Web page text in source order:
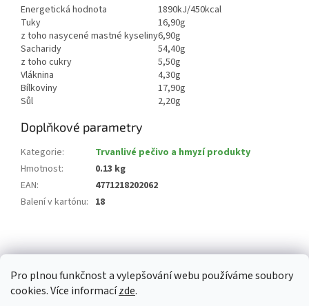
Pro plnou funkčnost a vylepšování webu používáme soubory
cookies. Více informacízde.
Energetická hodnota
1890kJ/450kcal
Tuky
16,90g
z toho nasycené mastné kyseliny6,90g
Sacharidy
54,40g
z toho cukry
5,50g
Vláknina
4,30g
Bílkoviny
17,90g
Sůl
2,20g
Doplňkové parametry
Kategorie:
Trvanlivé pečivo a hmyzí produkty
Hmotnost:
0.13 kg
EAN:
4771218202062
Balení v kartónu: 18
á